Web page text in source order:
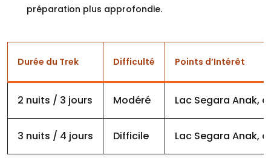
préparation plus approfondie.
Durée du Trek Difficulté Points d’Intérêt
2 nuits / 3 jours Modéré Lac Segara Anak,
3 nuits / 4 jours Difficile Lac Segara Anak,